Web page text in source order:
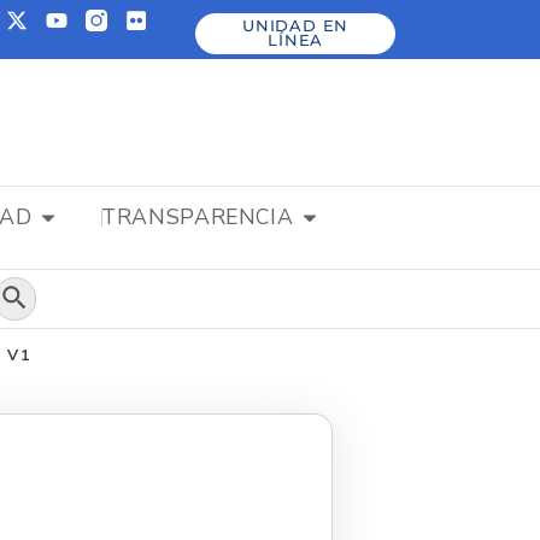
UNIDAD EN
LÍNEA
TRANSPARENCIA
de búsqueda
V1